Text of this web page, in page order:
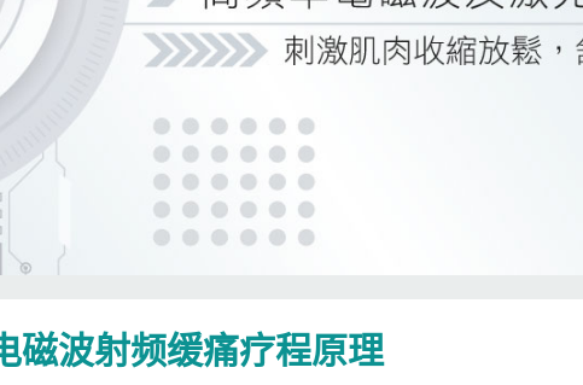
波射频缓痛疗程原理